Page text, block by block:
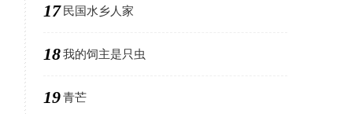
17 民国水乡人家
18我的饲主是只虫
19青芒